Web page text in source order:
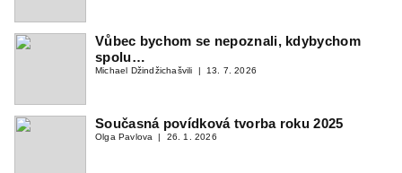
Vůbec bychom se nepoznali, kdybychom
spolu…
Michael Džindžichašvili 13. 7. 2026
Současná povídková tvorba roku 2025
Olga Pavlova 26. 1. 2026